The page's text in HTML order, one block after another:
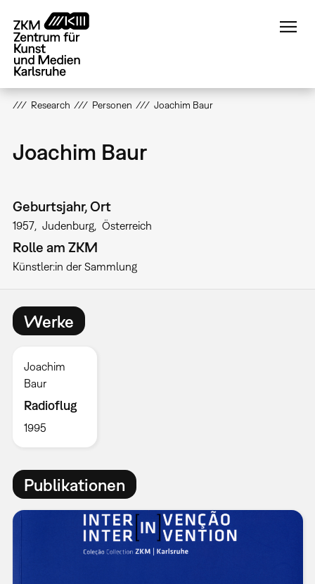
zum
Inhalt
Research Personen Joachim Baur
Joachim Baur
Geburtsjahr, Ort
1957 Judenburg Österreich
Rolle am ZKM
Künstler:in der Sammlung
Werke
Joachim
Baur
Radioflug
1995
Publikationen